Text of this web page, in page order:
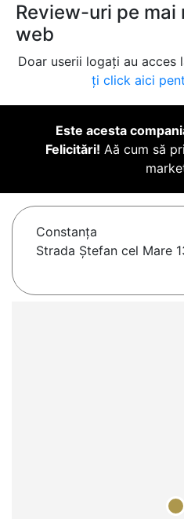
Review-uri pe
web
Doar userii logați au acces
ți click aici
Este acesta
Felicitări! Aă cum să
Constanţa
Strada Ștefan cel Mare